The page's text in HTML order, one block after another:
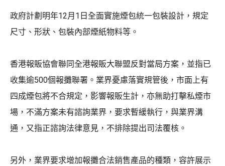
政府計劃明年12月1日全面實施煙包統一包裝設計，規定
尺寸、形狀、包裝內部煙紙物料等。
香港報販協會聯同全港報販大聯盟反對當局方案，並指已
收集逾500個報攤聯署。業界憂慮落實規管後，市面上有
四成煙包將不合規定，影響報販生計，亦無助打擊私煙市
場，不滿方案未有諮詢業界，要求暫緩執行，與業界溝
通，又指正諮詢法律意見，不排除提出司法覆核。
另外，業界要求增加報攤合法銷售產品的種類，容許展示